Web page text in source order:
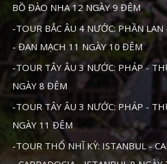
BỒ ĐÀO NHA 12 NGÀY 9 ĐÊM
-TOUR BẮC ÂU 4 NƯỚC: PHẦN
- ĐAN MẠCH 11 NGÀY 10 ĐÊM
-TOUR TÂY ÂU 3 NƯỚC: PHÁP -
NGÀY 8 ĐÊM
-TOUR TÂY ÂU 3 NƯỚC: PHÁP -
NGÀY 11 ĐÊM
-TOUR THỔ NHĨ KỲ: ISTANBUL -